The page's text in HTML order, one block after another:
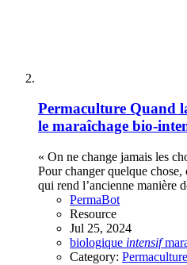
Permaculture Quand
le maraîchage bio-
« On ne change jamais les
Pour changer quelque
qui rend l’ancienne manière
PermaBot
Resource
Jul 25, 2024
biologique intensif
Category: Permaculture